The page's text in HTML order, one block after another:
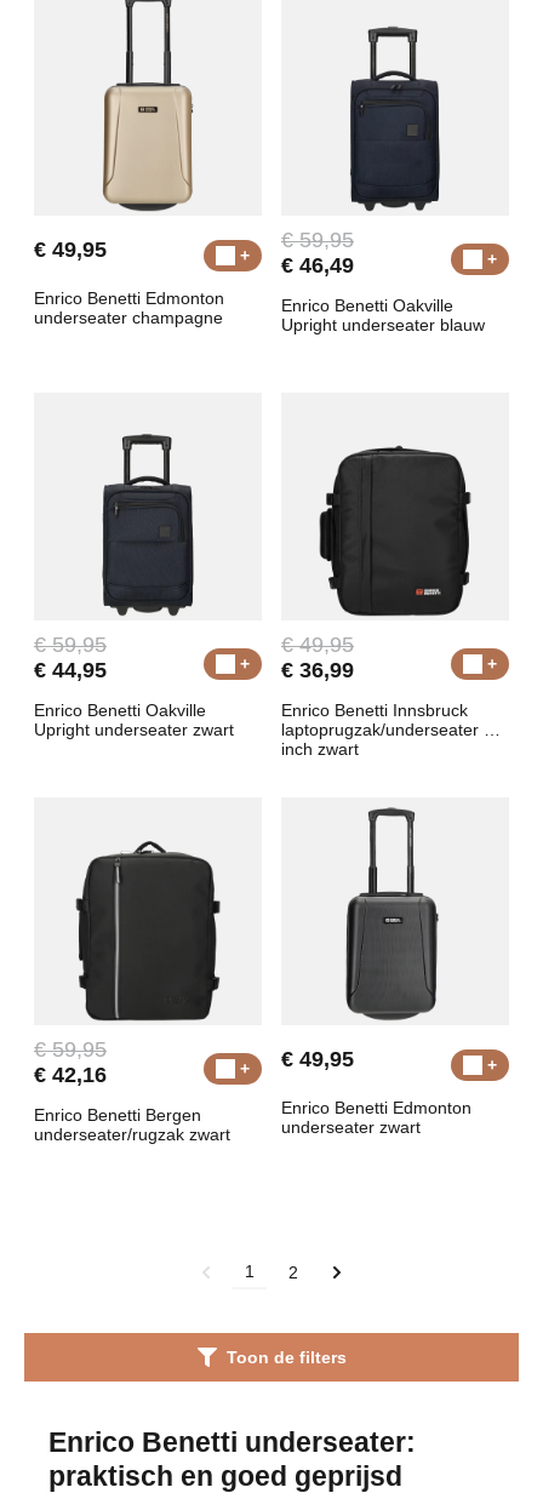
€ 49,95
Enrico Benetti Edmonton
underseater champagne
€ 59,95
€ 46,49
Enrico Benetti Oakville
Upright underseater blauw
€ 59,95
€ 44,95
Enrico Benetti Oakville
Upright underseater zwart
€ 49,95
€ 36,99
Enrico Benetti Innsbruck
laptoprugzak/underseater 17
inch zwart
€ 59,95
€ 42,16
Enrico Benetti Bergen
underseater/rugzak zwart
€ 49,95
Enrico Benetti Edmonton
underseater zwart
1 2
Toon de filters
Enrico Benetti underseater:
praktisch en goed geprijsd